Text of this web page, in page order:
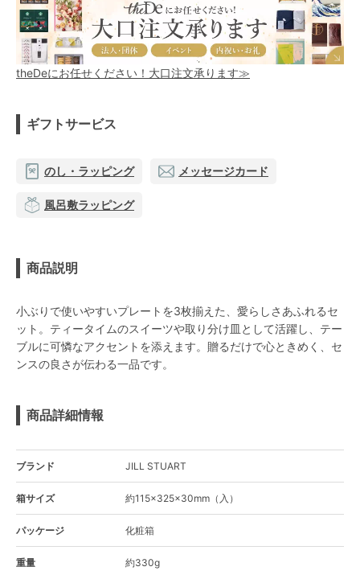
theDeにお任せください！大口注文承ります≫
ギフトサービス
のし・ラッピング メッセージカード
風呂敷ラッピング
商品説明
小ぶりで使いやすいプレートを3枚揃えた、愛らしさあふれるセ
ット。ティータイムのスイーツや取り分け皿として活躍し、テー
ブルに可憐なアクセントを添えます。贈るだけで心ときめく、セ
ンスの良さが伝わる一品です。
商品詳細情報
ブランド JILL STUART
箱サイズ 約115×325×30mm（入）
パッケージ 化粧箱
重量 約330g